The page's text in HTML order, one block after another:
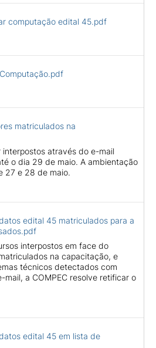
computação edital 45.pdf
matriculados na
interpostos através do e-mail
o dia 29 de maio. A ambientação
27 e 28 de maio.
edital 45 matriculados para a
interpostos em face do
na capacitação, e
técnicos detectados com
mail, a COMPEC resolve retificar o
edital 45 em lista de